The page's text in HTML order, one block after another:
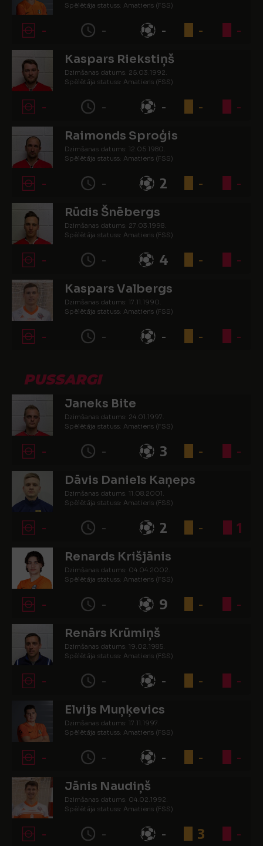
Spēlētāja statuss: Amatieris (FSS)
- - - - -
Kaspars Riekstiņš
Dzimšanas datums: 25.03.1992.
Spēlētāja statuss: Amatieris (FSS)
- - - - -
Raimonds Sproģis
Dzimšanas datums: 12.05.1980.
Spēlētāja statuss: Amatieris (FSS)
- - 2 - -
Rūdis Šnēbergs
Dzimšanas datums: 27.03.1998.
Spēlētāja statuss: Amatieris (FSS)
- - 4 - -
Kaspars Valbergs
Dzimšanas datums: 17.11.1990.
Spēlētāja statuss: Amatieris (FSS)
- - - - -
PUSSARGI
Janeks Bite
Dzimšanas datums: 24.01.1997.
Spēlētāja statuss: Amatieris (FSS)
- - 3 - -
Dāvis Daniels Kaņeps
Dzimšanas datums: 11.08.2001.
Spēlētāja statuss: Amatieris (FSS)
- - 2 - 1
Renards Krišjānis
Dzimšanas datums: 04.04.2002.
Spēlētāja statuss: Amatieris (FSS)
- - 9 - -
Renārs Krūmiņš
Dzimšanas datums: 19.02.1985.
Spēlētāja statuss: Amatieris (FSS)
- - - - -
Elvijs Muņķevics
Dzimšanas datums: 17.11.1997.
Spēlētāja statuss: Amatieris (FSS)
- - - - -
Jānis Naudiņš
Dzimšanas datums: 04.02.1992.
Spēlētāja statuss: Amatieris (FSS)
- - - 3 -